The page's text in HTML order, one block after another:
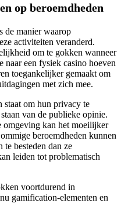
op beroemdheden
de manier waarop
activiteiten veranderd.
om te gokken wanneer
naar een fysiek casino hoeven
toegankelijker gemaakt om
met zich mee.
staat om hun privacy te
van de publieke opinie.
omgeving kan het moeilijker
beroemdheden kunnen
besteden dan ze
leiden tot problematisch
voortdurend in
gamification-elementen en